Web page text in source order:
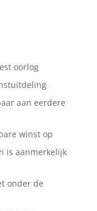
oorlog
aan eerdere
winst op
is aanmerkelijk
onder de